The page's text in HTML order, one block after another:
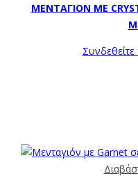
ΜΕΝΤΑΓΙΌΝ ΜΕ
Συνδεθείτε